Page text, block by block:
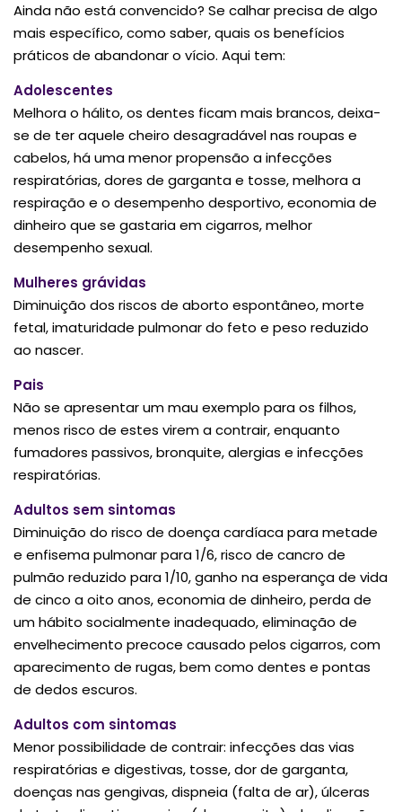
Ainda não está convencido? Se calhar precisa de algo
mais específico, como saber, quais os benefícios
práticos de abandonar o vício. Aqui tem:
Adolescentes
Melhora o hálito, os dentes ficam mais brancos, deixa-
se de ter aquele cheiro desagradável nas roupas e
cabelos, há uma menor propensão a infecções
respiratórias, dores de garganta e tosse, melhora a
respiração e o desempenho desportivo, economia de
dinheiro que se gastaria em cigarros, melhor
desempenho sexual.
Mulheres grávidas
Diminuição dos riscos de aborto espontâneo, morte
fetal, imaturidade pulmonar do feto e peso reduzido
ao nascer.
Pais
Não se apresentar um mau exemplo para os filhos,
menos risco de estes virem a contrair, enquanto
fumadores passivos, bronquite, alergias e infecções
respiratórias.
Adultos sem sintomas
Diminuição do risco de doença cardíaca para metade
e enfisema pulmonar para 1/6, risco de cancro de
pulmão reduzido para 1/10, ganho na esperança de vida
de cinco a oito anos, economia de dinheiro, perda de
um hábito socialmente inadequado, eliminação de
envelhecimento precoce causado pelos cigarros, com
aparecimento de rugas, bem como dentes e pontas
de dedos escuros.
Adultos com sintomas
Menor possibilidade de contrair: infecções das vias
respiratórias e digestivas, tosse, dor de garganta,
doenças nas gengivas, dispneia (falta de ar), úlceras